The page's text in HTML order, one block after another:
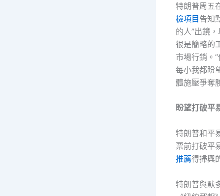
特朗普周五
檢項目告知
的人”出鏡
很是簡略的
市場行銷。
每小我都盼
體施壓爭奪
盼望打破平
特朗普和平
票前打破平
推薦得掃興
特朗普與默